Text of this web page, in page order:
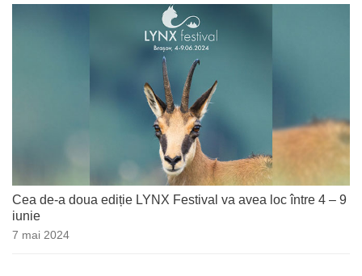
Cea de-a doua ediție LYNX Festival va avea loc între 4 – 9
iunie
7 mai 2024